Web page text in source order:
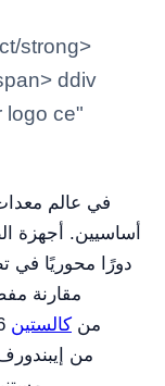
logo ce"
في عالم معدات
أساسيين. أجهزة
دورًا محوريًا في
مقارنة
المركزي المبردة عالية السرعة: YR0126 من كالستين